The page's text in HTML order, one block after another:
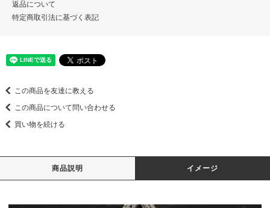
返品について
特定商取引法に基づく表記
この商品を友達に教える
この商品について問い合わせる
買い物を続ける
商品説明 イメージ